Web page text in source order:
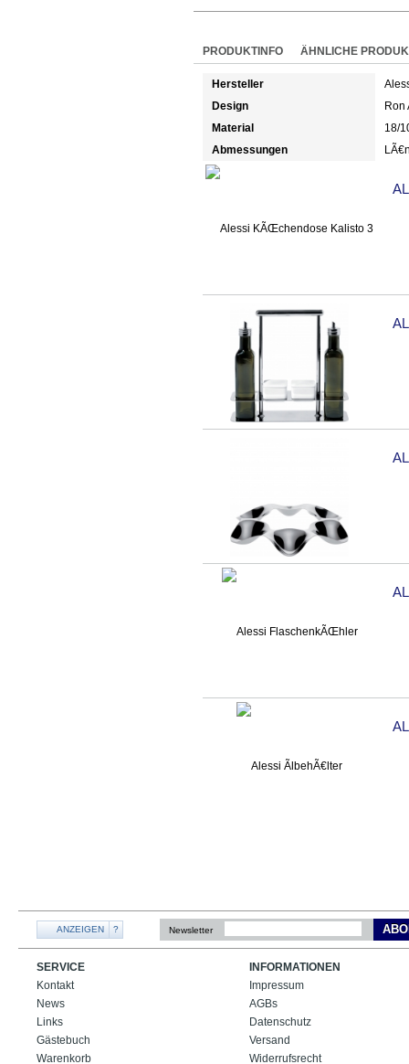
PRODUKTINFO ÄHNLICHE
Hersteller
Design
Ron
Material
18/
Abmessungen
ANZEIGEN ? Newsletter
SERVICE
Kontakt
News
Links
Gästebuch
Warenkorb
INFORMATIONEN
Impressum
AGBs
Datenschutz
Versand
Widerrufsrecht